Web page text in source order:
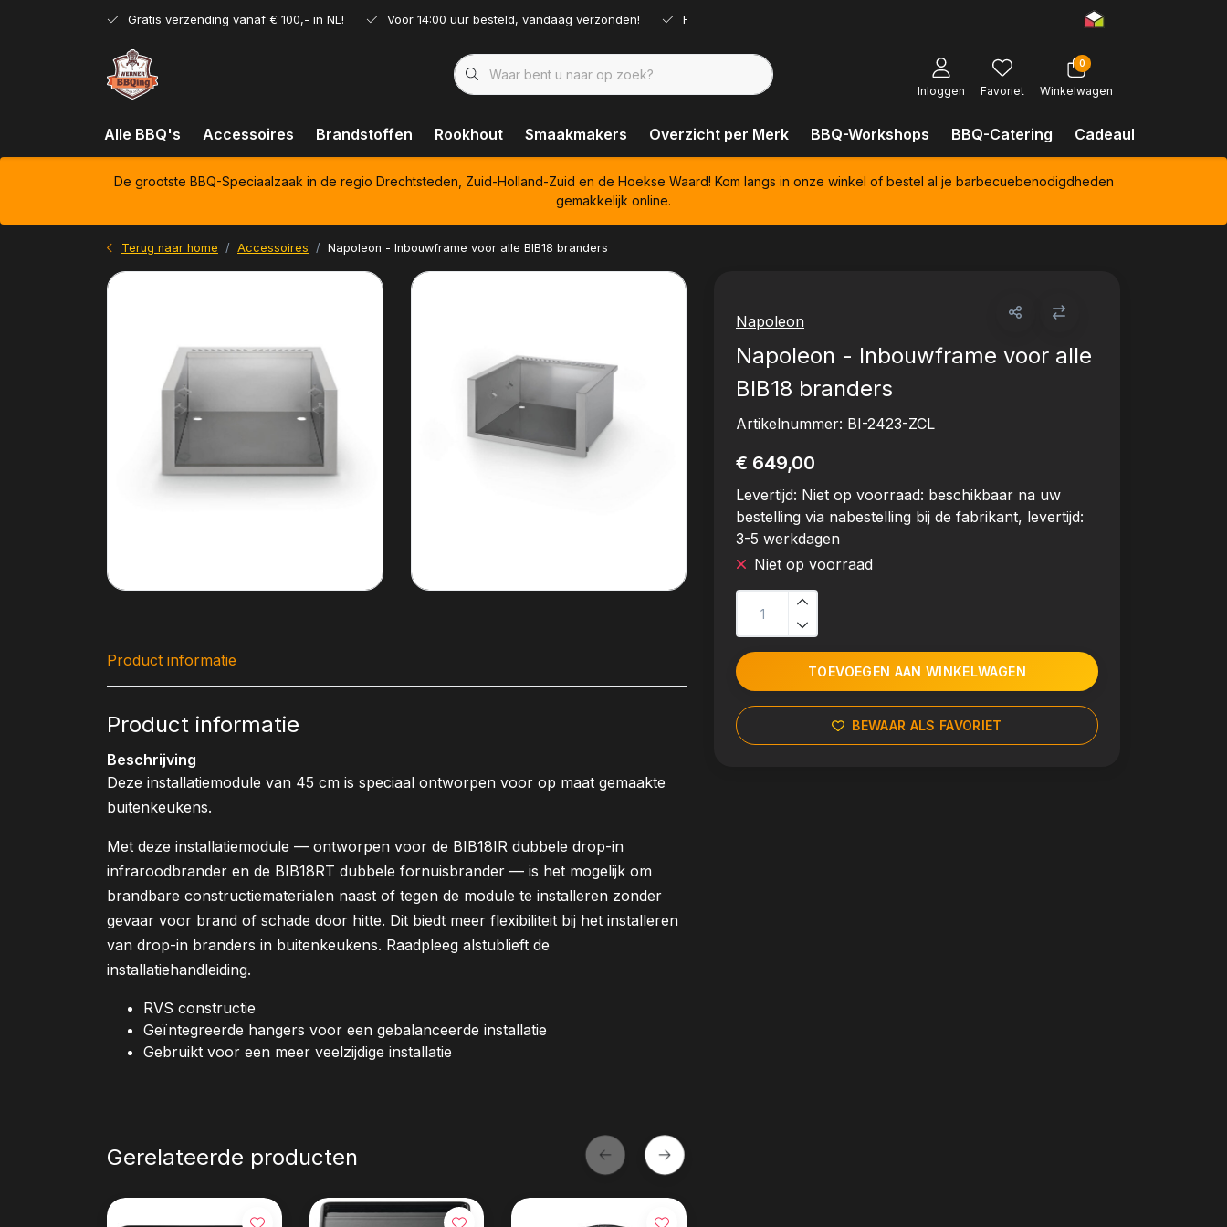
Gratis verzending vanaf € 100,- in NL! Voor 14:00 uur besteld, vandaag verzonden! Ruim assortiment!
Inloggen Favoriet
0
Winkelwagen
Alle BBQ's Accessoires Brandstoffen Rookhout Smaakmakers Overzicht per Merk BBQ-Workshops BBQ-Catering Cadeaubonnen
De grootste BBQ-Speciaalzaak in de regio Drechtsteden, Zuid-Holland-Zuid en de Hoekse Waard! Kom langs in onze winkel of bestel al je barbecuebenodigdheden
gemakkelijk online.
Terug naar home Accessoires Napoleon - Inbouwframe voor alle BIB18 branders
Napoleon
Napoleon - Inbouwframe voor alle
BIB18 branders
Artikelnummer: BI-2423-ZCL
€ 649,00
Levertijd: Niet op voorraad: beschikbaar na uw
bestelling via nabestelling bij de fabrikant, levertijd:
3-5 werkdagen
Niet op voorraad
TOEVOEGEN AAN WINKELWAGEN
BEWAAR ALS FAVORIET
Product informatie
Product informatie
Beschrijving
Deze installatiemodule van 45 cm is speciaal ontworpen voor op maat gemaakte
buitenkeukens.
Met deze installatiemodule — ontworpen voor de BIB18IR dubbele drop-in
infraroodbrander en de BIB18RT dubbele fornuisbrander — is het mogelijk om
brandbare constructiematerialen naast of tegen de module te installeren zonder
gevaar voor brand of schade door hitte. Dit biedt meer flexibiliteit bij het installeren
van drop-in branders in buitenkeukens. Raadpleeg alstublieft de
installatiehandleiding.
RVS constructie
Geïntegreerde hangers voor een gebalanceerde installatie
Gebruikt voor een meer veelzijdige installatie
Gerelateerde producten